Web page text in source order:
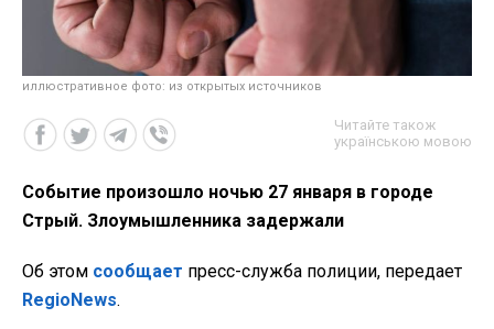
иллюстративное фото: из открытых источников
Читайте також
українською мовою
Событие произошло ночью 27 января в городе
Стрый. Злоумышленника задержали
Об этом сообщает пресс-служба полиции, передает
RegioNews.